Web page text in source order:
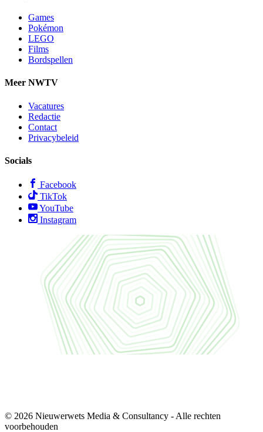
Games
Pokémon
LEGO
Films
Bordspellen
Meer NWTV
Vacatures
Redactie
Contact
Privacybeleid
Socials
Facebook
TikTok
YouTube
Instagram
© 2026 Nieuwerwets Media & Consultancy - Alle rechten
voorbehouden